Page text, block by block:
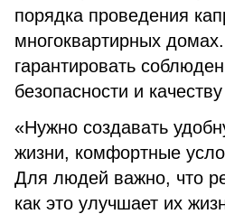
порядка проведения
многоквартирных
гарантировать
безопасности и
«Нужно создавать
жизни, комфортные
Для людей важно, что
как это улучшает их